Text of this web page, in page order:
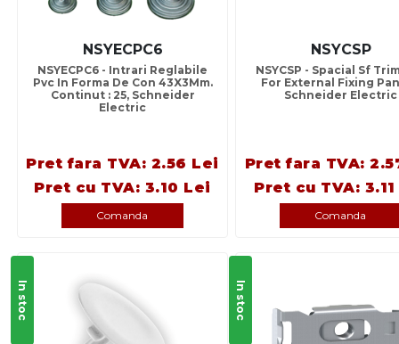
NSYECPC6
NSYECPC6 - Intrari Reglabile
Pvc In Forma De Con 43X3Mm.
Continut : 25, Schneider
Electric
Pret fara TVA: 2.56 Lei
Pret cu TVA: 3.10 Lei
Comanda
NSYCSP
NSYCSP - Spacial Sf
For External Fixing
Schneider Electric
Pret fara TVA:
Pret cu TVA:
Comanda
In stoc In stoc